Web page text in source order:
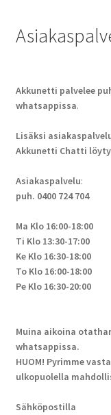
Akkunetti palvelee
whatsappissa.
Lisäksi
Akkunetti Chatti
Asiakaspalvelu:
puh. 0400 724 704
Ma Klo 16:00-18:00
Ti Klo 13:30-17:00
Ke Klo 16:30-18:00
To Klo 16:00-18:00
Pe Klo 16:30-20:00
Muina aikoina
whatsappissa.
HUOM! Pyrimme
ulkopuolella
Sähköpostilla